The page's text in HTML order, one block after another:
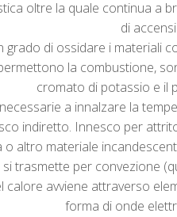
oltre la quale continua a
di
di ossidare i materiali
la combustione,
cromato di potassio e il
a innalzare la
indiretto. Innesco per
altro materiale
trasmette per convezione
avviene attraverso
forma di onde